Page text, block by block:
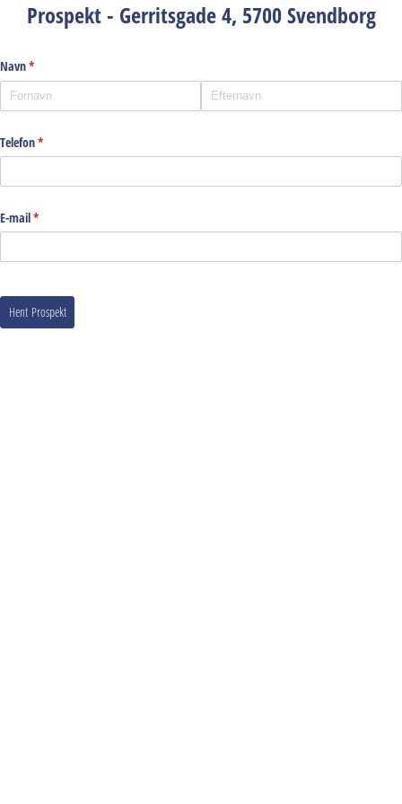
Prospekt - Gerritsgade 4, 5700 Svendborg
Navn*
(påkrævet)
Telefon*
(påkrævet)
E-mail*
(påkrævet)
Hent Prospekt